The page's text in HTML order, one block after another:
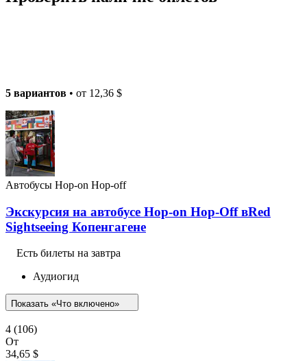
5 вариантов • от 12,36 $
Автобусы Hop-on Hop-off
Экскурсия на автобусе Hop-on Hop-Off вRed
Sightseeing Копенгагене
Есть билеты на завтра
Аудиогид
Показать «Что включено»
4 (106)
От
34,65 $